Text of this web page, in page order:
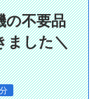
の不要品
ました＼